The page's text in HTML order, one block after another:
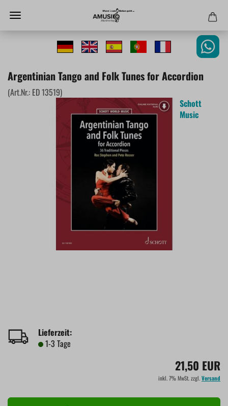
Argentinian Tango and Folk Tunes for Accordion
(Art.Nr.: ED 13519)
Schott
Music
Lieferzeit:
1-3 Tage
21,50 EUR
inkl. 7% MwSt. zzgl.Versand